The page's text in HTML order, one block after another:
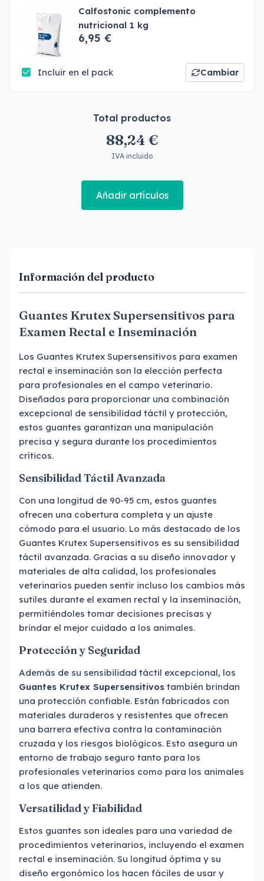
Calfostonic complemento
nutricional 1 kg
6,95 €
Incluir en el pack Cambiar
Total productos
88,24 €
IVA incluido
Añadir artículos
Información del producto
Guantes Krutex Supersensitivos para
Examen Rectal e Inseminación
Los Guantes Krutex Supersensitivos para examen
rectal e inseminación son la elección perfecta
para profesionales en el campo veterinario.
Diseñados para proporcionar una combinación
excepcional de sensibilidad táctil y protección,
estos guantes garantizan una manipulación
precisa y segura durante los procedimientos
críticos.
Sensibilidad Táctil Avanzada
Con una longitud de 90-95 cm, estos guantes
ofrecen una cobertura completa y un ajuste
cómodo para el usuario. Lo más destacado de los
Guantes Krutex Supersensitivos es su sensibilidad
táctil avanzada. Gracias a su diseño innovador y
materiales de alta calidad, los profesionales
veterinarios pueden sentir incluso los cambios más
sutiles durante el examen rectal y la inseminación,
permitiéndoles tomar decisiones precisas y
brindar el mejor cuidado a los animales.
Protección y Seguridad
Además de su sensibilidad táctil excepcional, los
Guantes Krutex Supersensitivos también brindan
una protección confiable. Están fabricados con
materiales duraderos y resistentes que ofrecen
una barrera efectiva contra la contaminación
cruzada y los riesgos biológicos. Esto asegura un
entorno de trabajo seguro tanto para los
profesionales veterinarios como para los animales
a los que atienden.
Versatilidad y Fiabilidad
Estos guantes son ideales para una variedad de
procedimientos veterinarios, incluyendo el examen
rectal e inseminación. Su longitud óptima y su
diseño ergonómico los hacen fáciles de usar y